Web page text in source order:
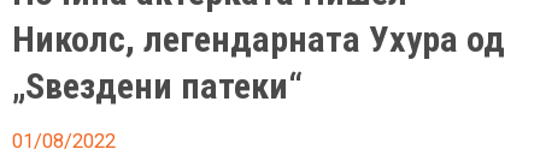
Николс, легендарната Ухура од
„Ѕвездени патеки“
01/08/2022